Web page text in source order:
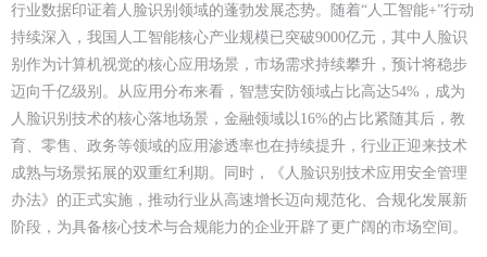
行业数据印证着人脸识别领域的蓬勃发展态势。随着“人工智能+”行动
持续深入，我国人工智能核心产业规模已突破9000亿元，其中人脸识
别作为计算机视觉的核心应用场景，市场需求持续攀升，预计将稳步
迈向千亿级别。从应用分布来看，智慧安防领域占比高达54%，成为
人脸识别技术的核心落地场景，金融领域以16%的占比紧随其后，教
育、零售、政务等领域的应用渗透率也在持续提升，行业正迎来技术
成熟与场景拓展的双重红利期。同时，《人脸识别技术应用安全管理
办法》的正式实施，推动行业从高速增长迈向规范化、合规化发展新
阶段，为具备核心技术与合规能力的企业开辟了更广阔的市场空间。